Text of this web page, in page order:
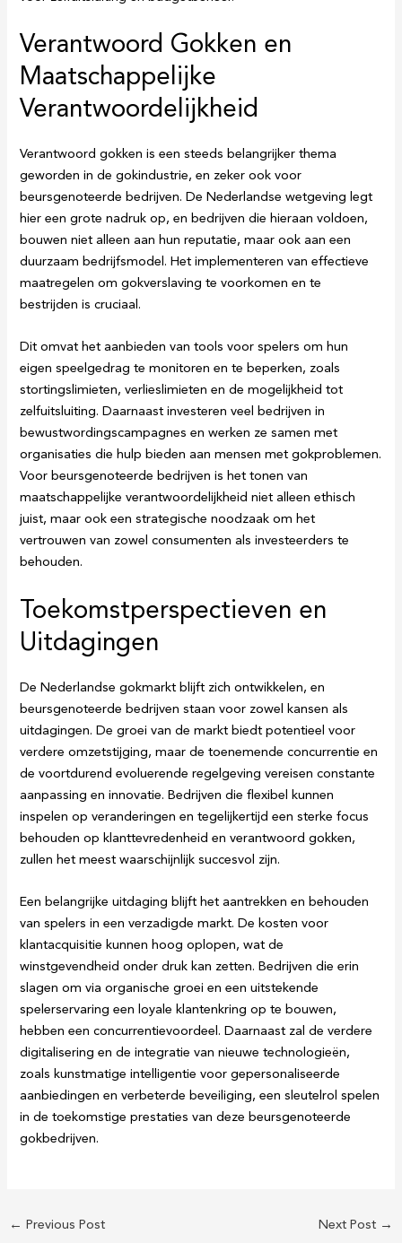
Verantwoord Gokken en
Maatschappelijke
Verantwoordelijkheid
Verantwoord gokken is een steeds belangrijker thema
geworden in de gokindustrie, en zeker ook voor
beursgenoteerde bedrijven. De Nederlandse wetgeving legt
hier een grote nadruk op, en bedrijven die hieraan voldoen,
bouwen niet alleen aan hun reputatie, maar ook aan een
duurzaam bedrijfsmodel. Het implementeren van effectieve
maatregelen om gokverslaving te voorkomen en te
bestrijden is cruciaal.
Dit omvat het aanbieden van tools voor spelers om hun
eigen speelgedrag te monitoren en te beperken, zoals
stortingslimieten, verlieslimieten en de mogelijkheid tot
zelfuitsluiting. Daarnaast investeren veel bedrijven in
bewustwordingscampagnes en werken ze samen met
organisaties die hulp bieden aan mensen met gokproblemen.
Voor beursgenoteerde bedrijven is het tonen van
maatschappelijke verantwoordelijkheid niet alleen ethisch
juist, maar ook een strategische noodzaak om het
vertrouwen van zowel consumenten als investeerders te
behouden.
Toekomstperspectieven en
Uitdagingen
De Nederlandse gokmarkt blijft zich ontwikkelen, en
beursgenoteerde bedrijven staan voor zowel kansen als
uitdagingen. De groei van de markt biedt potentieel voor
verdere omzetstijging, maar de toenemende concurrentie en
de voortdurend evoluerende regelgeving vereisen constante
aanpassing en innovatie. Bedrijven die flexibel kunnen
inspelen op veranderingen en tegelijkertijd een sterke focus
behouden op klanttevredenheid en verantwoord gokken,
zullen het meest waarschijnlijk succesvol zijn.
Een belangrijke uitdaging blijft het aantrekken en behouden
van spelers in een verzadigde markt. De kosten voor
klantacquisitie kunnen hoog oplopen, wat de
winstgevendheid onder druk kan zetten. Bedrijven die erin
slagen om via organische groei en een uitstekende
spelerservaring een loyale klantenkring op te bouwen,
hebben een concurrentievoordeel. Daarnaast zal de verdere
digitalisering en de integratie van nieuwe technologieën,
zoals kunstmatige intelligentie voor gepersonaliseerde
aanbiedingen en verbeterde beveiliging, een sleutelrol spelen
in de toekomstige prestaties van deze beursgenoteerde
gokbedrijven.
← Previous Post Next Post →